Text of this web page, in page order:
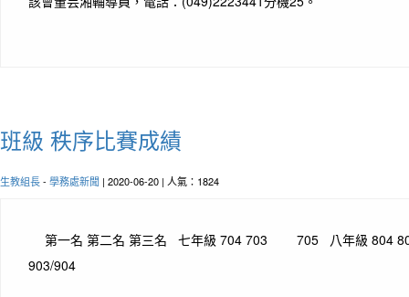
班級 秩序比賽成績
生教組長- 學務處新聞 | 2020-06-20 | 人氣：1824
第一名 第二名 第三名 七年級 704 703 705 八年級 804
903/904